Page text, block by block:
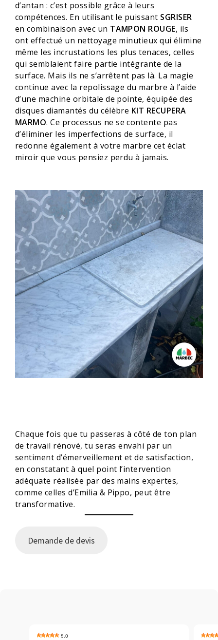
d’antan : c’est possible grâce à leurs
compétences. En utilisant le puissant SGRISER
en combinaison avec un TAMPON ROUGE, ils
ont effectué un nettoyage minutieux qui élimine
même les incrustations les plus tenaces, celles
qui semblaient faire partie intégrante de la
surface. Mais ils ne s’arrêtent pas là. La magie
continue avec la repolissage du marbre à l’aide
d’une machine orbitale de pointe, équipée des
disques diamantés du célèbre KIT RECUPERA
MARMO. Ce processus ne se contente pas
d’éliminer les imperfections de surface, il
redonne également à votre marbre cet éclat
miroir que vous pensiez perdu à jamais.
Chaque fois que tu passeras à côté de ton plan
de travail rénové, tu seras envahi par un
sentiment d’émerveillement et de satisfaction,
en constatant à quel point l’intervention
adéquate réalisée par des mains expertes,
comme celles d’Emilia & Pippo, peut être
transformative.
Demande de devis
5.0